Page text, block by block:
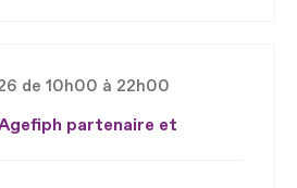
de 10h00 à 22h00
partenaire et